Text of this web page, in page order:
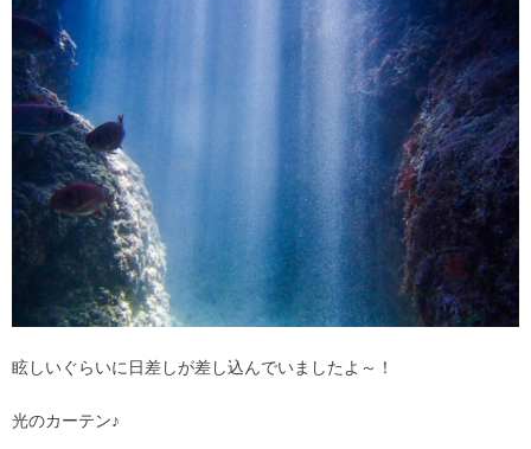
眩しいぐらいに日差しが差し込んでいましたよ～！
光のカーテン♪